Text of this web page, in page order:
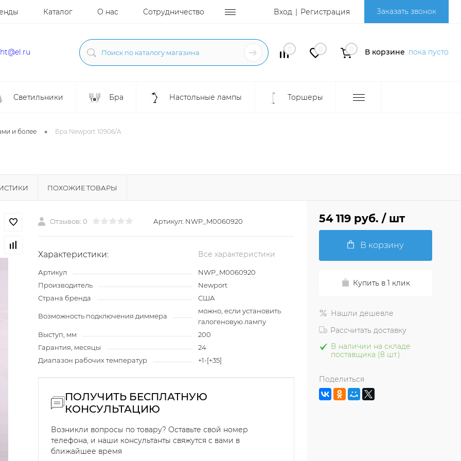
Каталог О нас Сотрудничество Вход Регистрация Заказать звонок
0 0 0 В корзине пока пусто
Светильники Бра Настольные лампы Торшеры
и более • Бра Newport 10906/A
ПОХОЖИЕ ТОВАРЫ
Отзывов: 0 Артикул: NWP_M0060920
Характеристики: Все характеристики
Артикул
NWP_M0060920
Производитель
Newport
Страна бренда
США
Возможность подключения диммера
можно, если установить
галогеновую лампу
Выступ, мм
200
Гарантия, месяцы
24
Диапазон рабочих температур
+1-[+35]
ПОЛУЧИТЬ БЕСПЛАТНУЮ
КОНСУЛЬТАЦИЮ
Возникли вопросы по товару? Оставьте свой номер
телефона, и наши консультанты свяжутся с вами в
ближайшее время
54 119 руб. / шт
В корзину
Купить в 1 клик
Нашли дешевле
Рассчитать доставку
В наличии на складе
поставщика (8 шт.)
Поделиться